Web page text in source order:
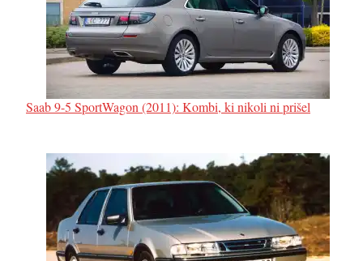
Saab 9-5 SportWagon (2011): Kombi, ki nikoli ni prišel